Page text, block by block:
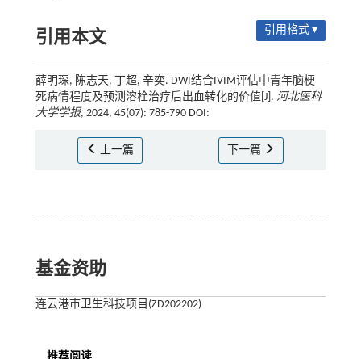
引用本文 引用格式 ▾
薛明琛, 陈志天, 丁超, 辛奕. DWI结合IVIM评估中青年脑梗
死病情程度及预测溶栓治疗后出血转化的价值[J]. 河北医科
大学学报, 2024, 45(07): 785-790 DOI:
上一篇 下一篇
基金资助
连云港市卫生科技项目(ZD202202)